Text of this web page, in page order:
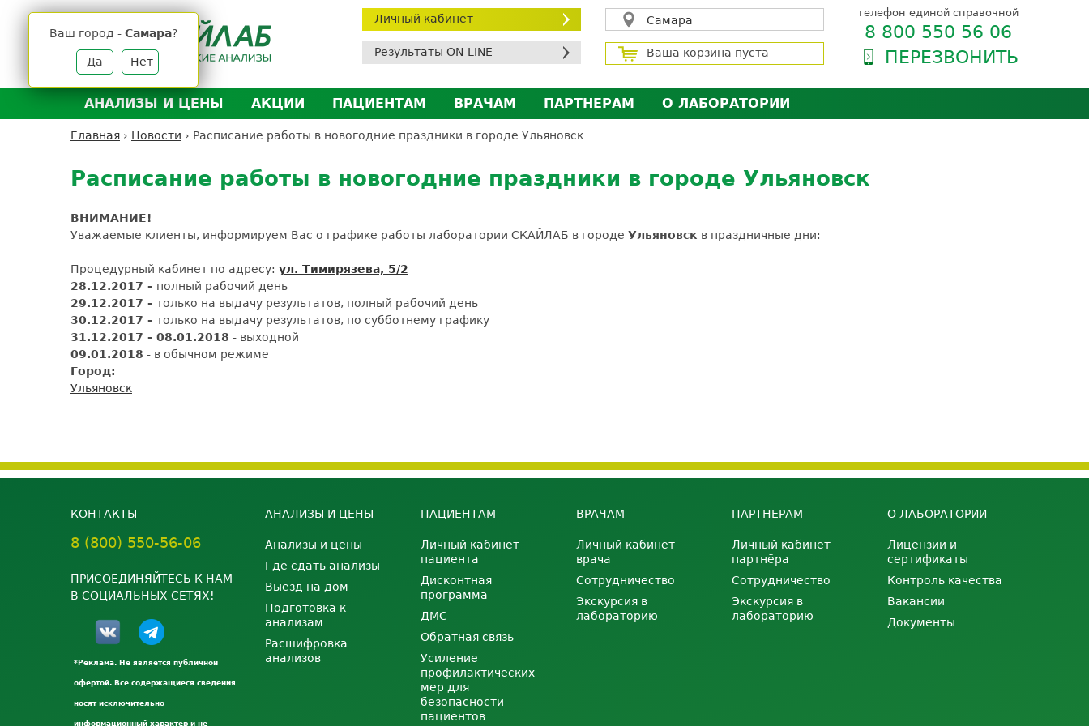
Личный кабинет
Результаты ON-LINE
Самара
Ваш город - Самара?
Да Нет
Ваша корзина пуста
телефон единой справочной
8 800 550 56 06
ПЕРЕЗВОНИТЬ
АНАЛИЗЫ И ЦЕНЫ
Анализы и цены
Выезд на дом
Расшифровка анализов
АКЦИИ
ПАЦИЕНТАМ
Личный кабинет пациента
ДМС
Усиление профилактических мер для безопасности пациентов
ВРАЧАМ
Личный кабинет врача
Экскурсия в лабораторию
ПАРТНЕРАМ
Личный кабинет партнёра
Экскурсия в лабораторию
О ЛАБОРАТОРИИ
Вакансии
Главная › Новости › Расписание работы в новогодние праздники в городе Ульяновск
to
top
Расписание работы в новогодние праздники в городе Ульяновск
ВНИМАНИЕ!
Уважаемые клиенты, информируем Вас о графике работы лаборатории СКАЙЛАБ в городе Ульяновск в праздничные дни:
Процедурный кабинет по адресу: ул. Тимирязева, 5/2
28.12.2017 - полный рабочий день
29.12.2017 - только на выдачу результатов, полный рабочий день
30.12.2017 - только на выдачу результатов, по субботнему графику
31.12.2017 - 08.01.2018 - выходной
09.01.2018 - в обычном режиме
Город:
Ульяновск
КОНТАКТЫ
8 (800) 550-56-06
ПРИСОЕДИНЯЙТЕСЬ К НАМ
В СОЦИАЛЬНЫХ СЕТЯХ!
*Реклама. Не является публичной
офертой. Все содержащиеся сведения
носят исключительно
информационный характер и не
АНАЛИЗЫ И ЦЕНЫ
Анализы и цены
Где сдать анализы
Выезд на дом
Подготовка к
анализам
Расшифровка
анализов
ПАЦИЕНТАМ
Личный кабинет
пациента
Дисконтная
программа
ДМС
Обратная связь
Усиление
профилактических
мер для
безопасности
пациентов
ВРАЧАМ
Личный кабинет
врача
Сотрудничество
Экскурсия в
лабораторию
ПАРТНЕРАМ
Личный кабинет
партнёра
Сотрудничество
Экскурсия в
лабораторию
О ЛАБОРАТОРИИ
Лицензии и
сертификаты
Контроль качества
Вакансии
Документы